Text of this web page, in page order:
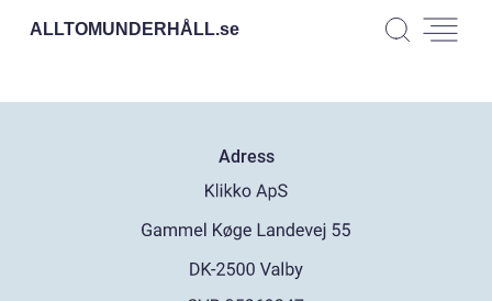
ALLTOMUNDERHÅLL.se
Adress